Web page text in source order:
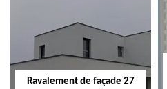
Ravalement de façade 27